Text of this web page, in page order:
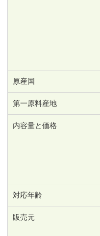
原産国
第一原料産地
内容量と価格
対応年齢
販売元